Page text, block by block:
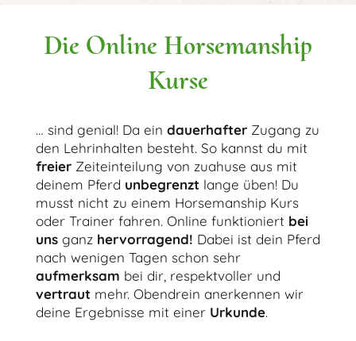
Die Online Horsemanship
Kurse
… sind genial! Da ein dauerhafterZugang zu
den Lehrinhalten besteht. So kannst du mit
freierZeiteinteilung von zuahuse aus mit
deinem Pferd unbegrenzt lange üben! Du
musst nicht zu einem Horsemanship Kurs
oder Trainer fahren. Online funktioniert bei
unsganz hervorragend! Dabei ist dein Pferd
nach wenigen Tagen schon sehr
aufmerksam bei dir, respektvoller und
vertraut mehr. Obendrein anerkennen wir
deine Ergebnisse mit einer Urkunde.